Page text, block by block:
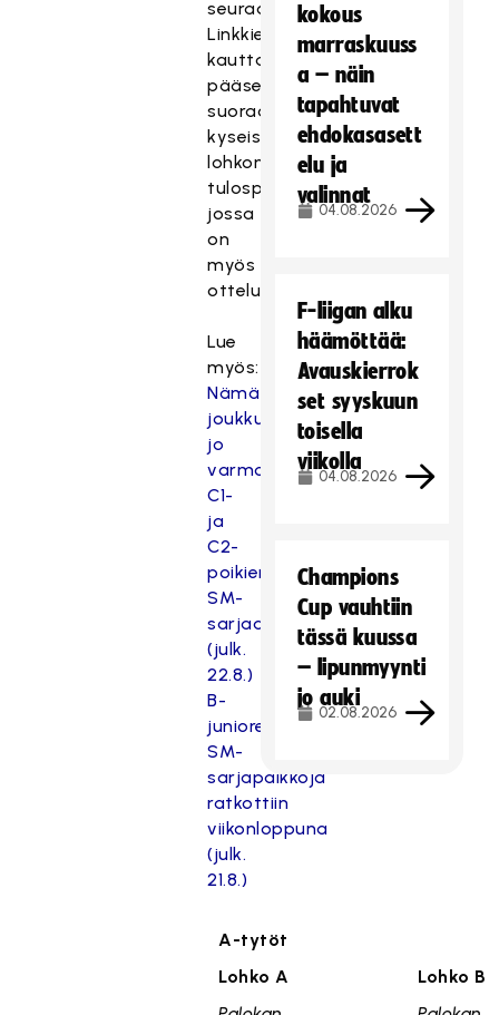
seuraava.
Linkkien
kautta
pääsee
suoraan
kyseisen
lohkon
tulospalveluun,
jossa
on
myös
otteluohjelma.
Lue
myös:
Nämä
joukkueet
jo
varmoja
C1-
ja
C2-
poikien
SM-
sarjaan
(julk.
22.8.)
B-
junioreiden
SM-
sarjapaikkoja
ratkottiin
viikonloppuna
(julk.
21.8.)
A-tytöt
Lohko A
Lohko B
kokous
marraskuuss
a – näin
tapahtuvat
ehdokasasett
elu ja
valinnat
04.08.2026
F-liigan alku
häämöttää:
Avauskierrok
set syyskuun
toisella
viikolla
04.08.2026
Champions
Cup vauhtiin
tässä kuussa
– lipunmyynti
jo auki
02.08.2026